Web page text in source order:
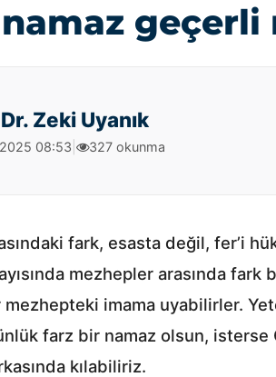
namaz
Zeki Uyanık
08:53 327 okunma
fark, esasta değil, fer’i
mezhepler arasında
imama uyabilirler.
farz bir namaz olsun,
kılabiliriz.